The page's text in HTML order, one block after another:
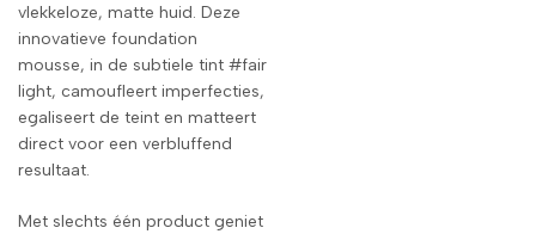
vlekkeloze, matte huid. Deze
innovatieve foundation
mousse, in de subtiele tint #fair
light, camoufleert imperfecties,
egaliseert de teint en matteert
direct voor een verbluffend
resultaat.
Met slechts één product geniet